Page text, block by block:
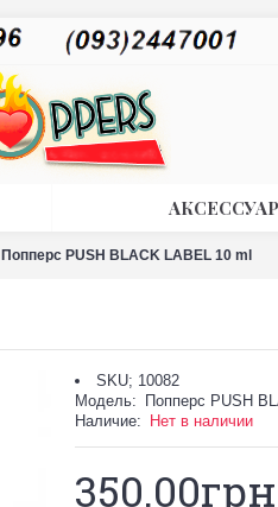
Попперс PUSH BLACK LABEL 10 ml
SKU; 10082
Модель:
Попперс PUSH
Наличие:
Нет в наличии
350.00грн